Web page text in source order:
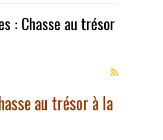
: Chasse au trésor
au trésor à la